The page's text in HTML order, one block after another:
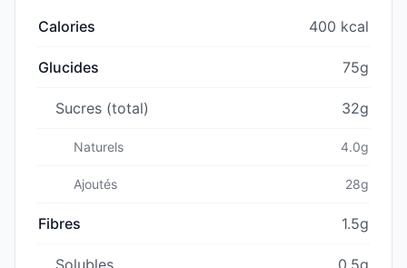
Calories 400 kcal
Glucides 75g
Sucres (total) 32g
Naturels 4.0g
Ajoutés 28g
Fibres 1.5g
Solubles 0.5g